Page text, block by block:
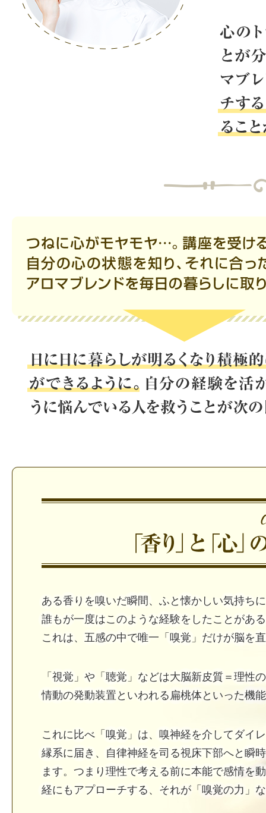
ある香りを嗅いだ瞬間、ふと懐かしい気持ち
誰もが一度はこのような経験をしたことがあ
これは、五感の中で唯一「嗅覚」だけが脳を
「視覚」や「聴覚」などは大脳新皮質＝理性
情動の発動装置といわれる扁桃体といった機
これに比べ「嗅覚」は、嗅神経を介してダイ
縁系に届き、自律神経を司る視床下部へと瞬
ます。つまり理性で考える前に本能で感情を
経にもアプローチする、それが「嗅覚の力」